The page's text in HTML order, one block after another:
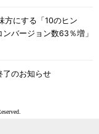
方にする「10のヒン
バージョン数63％増」
了のお知らせ